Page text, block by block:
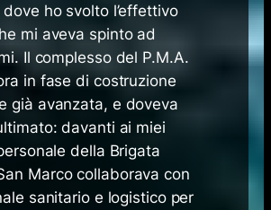
dove ho svolto l’effettivo
mi aveva spinto ad
Il complesso del P.M.A.
in fase di costruzione
già avanzata, e doveva
davanti ai miei
della Brigata
Marco collaborava con
sanitario e logistico per